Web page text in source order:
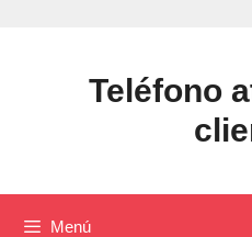
Teléfono
Menú